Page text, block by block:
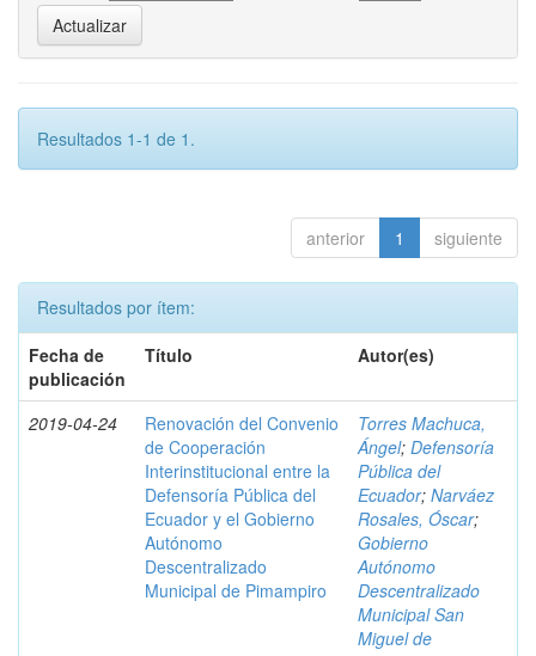
Resultados 1-1 de 1.
anterior 1 siguiente
Resultados por ítem:
Fecha de
publicación
Título Autor(es)
2019-04-24
Renovación del Convenio
de Cooperación
Interinstitucional entre la
Defensoría Pública del
Ecuador y el Gobierno
Autónomo
Descentralizado
Municipal de Pimampiro
Torres Machuca,
Ángel; Defensoría
Pública del
Ecuador; Narváez
Rosales, Óscar;
Gobierno
Autónomo
Descentralizado
Municipal San
Miguel de